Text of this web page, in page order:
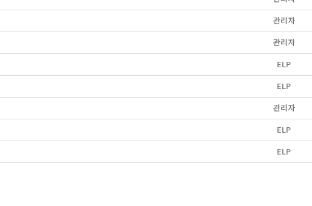
관리자
관리자
ELP
ELP
관리자
ELP
ELP